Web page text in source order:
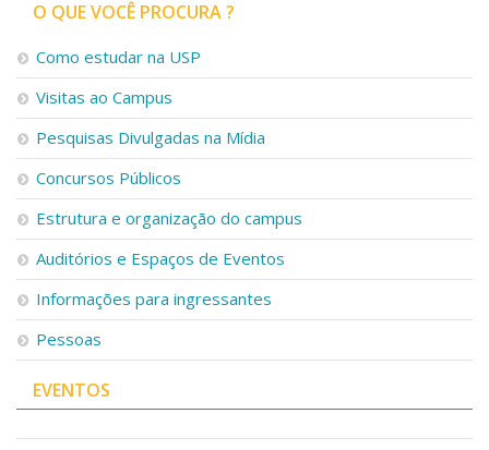
Serviços
Apoio ao Estudante
Segurança, Trânsito e Prevenção
RH, Administrativo e Financeiro
Outros serviços
Comunicação
Assessorias e Mídias
Aplicativos e Sites
Jornal da USP
Agenda de Eventos
Defesa de Teses
O QUE VOCÊ PROCURA ?
Como estudar na USP
Visitas ao Campus
Pesquisas Divulgadas na Mídia
Concursos Públicos
Estrutura e organização do campus
Auditórios e Espaços de Eventos
Informações para ingressantes
Pessoas
EVENTOS